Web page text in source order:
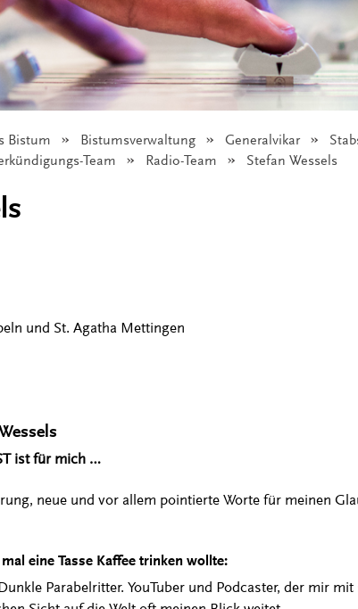
Bistum Bistumsverwaltung Generalvikar
Team Radio-Team Angezeigt:
Stefan Wessels
und St. Agatha Mettingen
ist für mich …
neue und vor allem pointierte Worte für meinen
eine Tasse Kaffee trinken wollte:
Parabelritter. YouTuber und Podcaster, der mir mit